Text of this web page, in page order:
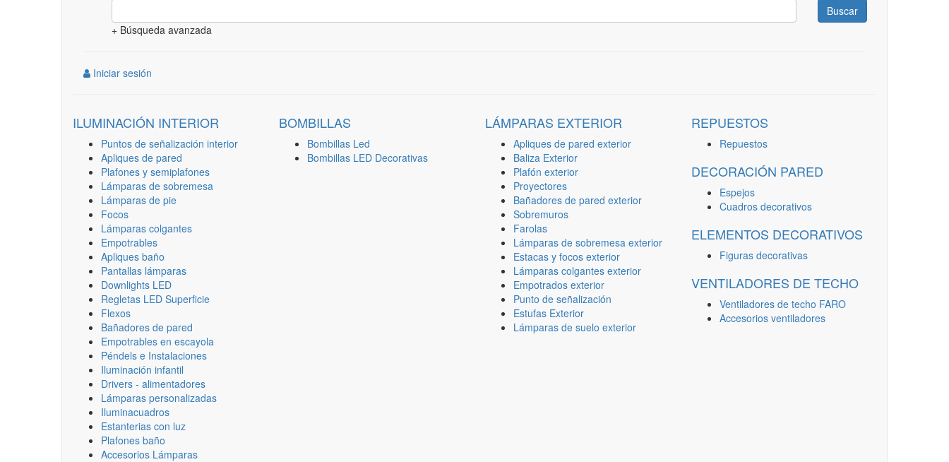
Buscar
+ Búsqueda avanzada
Iniciar sesión
ILUMINACIÓN INTERIOR
Puntos de señalización interior
Apliques de pared
Plafones y semiplafones
Lámparas de sobremesa
Lámparas de pie
Focos
Lámparas colgantes
Empotrables
Apliques baño
Pantallas lámparas
Downlights LED
Regletas LED Superficie
Flexos
Bañadores de pared
Empotrables en escayola
Péndels e Instalaciones
Iluminación infantil
Drivers - alimentadores
Lámparas personalizadas
Iluminacuadros
Estanterias con luz
Plafones baño
Accesorios Lámparas
BOMBILLAS
Bombillas Led
Bombillas LED Decorativas
LÁMPARAS EXTERIOR
Apliques de pared exterior
Baliza Exterior
Plafón exterior
Proyectores
Bañadores de pared exterior
Sobremuros
Farolas
Lámparas de sobremesa exterior
Estacas y focos exterior
Lámparas colgantes exterior
Empotrados exterior
Punto de señalización
Estufas Exterior
Lámparas de suelo exterior
REPUESTOS
Repuestos
DECORACIÓN PARED
Espejos
Cuadros decorativos
ELEMENTOS DECORATIVOS
Figuras decorativas
VENTILADORES DE TECHO
Ventiladores de techo FARO
Accesorios ventiladores